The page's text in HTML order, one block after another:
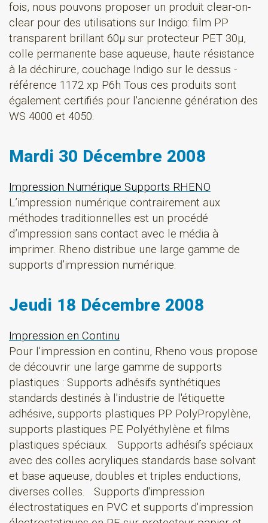
fois, nous pouvons proposer un produit clear-on-
clear pour des utilisations sur Indigo: film PP
transparent brillant 60µ sur protecteur PET 30µ,
colle permanente base aqueuse, haute résistance
à la déchirure, couchage Indigo sur le dessus -
référence 1172 xp P6h Tous ces produits sont
également certifiés pour l'ancienne génération des
WS 4000 et 4050.
Mardi 30 Décembre 2008
Impression Numérique Supports RHENO
L’impression numérique contrairement aux
méthodes traditionnelles est un procédé
d’impression sans contact avec le média à
imprimer. Rheno distribue une large gamme de
supports d’impression numérique.
Jeudi 18 Décembre 2008
Impression en Continu
Pour l'impression en continu, Rheno vous propose
de découvrir une large gamme de supports
plastiques : Supports adhésifs synthétiques
standards destinés à l'industrie de l'étiquette
adhésive, supports plastiques PP PolyPropylène,
supports plastiques PE Polyéthylène et films
plastiques spéciaux. Supports adhésifs spéciaux
avec des colles acryliques standards base solvant
et base aqueuse, doubles et triples enductions,
diverses colles. Supports d'impression
électrostatiques en PVC et supports d'impression